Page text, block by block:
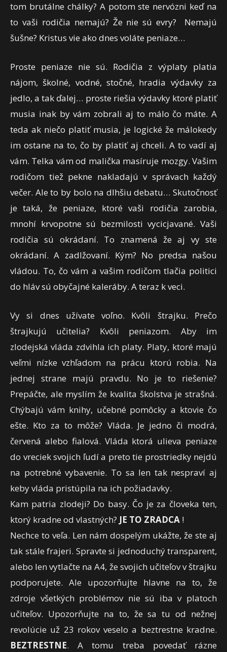
tom brutálne chálky? A potom ste nervózni keď na
to vaši rodičia nemajú? Že nie sú evry? Nemajú
šušne? Kristus vie ako dnes voláte peniaze…
Proste peniaze nie sú. Rodičia z výplaty platia
nájom, školné, vodné, stočné, hradia výdavky za
jedlo, a tak ďalej… proste riešia výdavky ktoré platiť
musia inak by vám zobrali aj to málo čo máte. A
teda ak niečo platiť musia, je logické že málokedy
im ostane na to, čo by platiť aj chceli. A to vadí aj
vám. Telka vám od malička masíruje mozgy. Vašim
rodičom tiež pekne nakladajú v správach každý
večer. Ale to by bolo na dlhšiu debatu… Skutočnosť
je taká, že peniaze, ktoré vaši rodičia zarobia,
mnohí krvopotne sú bezmilosti vycicjavané. Vaši
rodičia sú okrádaní. To znamená že aj vy ste
okrádaní. A zadlžovaní. Kým? No predsa našou
vládou. To, čo vám a vašim rodičom tlačia politici
do hláv sú obyčajné kaleráby. A teraz k veci.
Vy si dnes užívate voľno. Kvôli štrajku. Prečo
štrajkujú učitelia? Kvôli peniazom. Aby im
zlodejská vláda zdvihla ich platy. Platy, ktoré majú
veľmi nízke vzhľadom na prácu ktorú robia. Na
jednej strane majú pravdu. No je to riešenie?
Prepáčte, ale myslím že kvalita školstva je strašná.
Chýbajú vám knihy, učebné pomôcky a ktovie čo
ešte. Kto za to môže? Vláda. Je jedno či modrá,
červená alebo fialová. Vláda ktorá ulieva peniaze
do vreciek svojich ľudí a preto tie prostriedky nejdú
na potrebné vybavenie. To sa len tak nespraví aj
keby vláda pristúpila na ich požiadavky.
Kam patria zlodeji? Do basy. Čo je za človeka ten,
ktorý kradne od vlastných? JE TO ZRADCA !
Nechce to veľa. Len nám dospelým ukážte, že ste aj
tak stále frajeri. Spravte si jednoduchý transparent,
alebo len vytlačte na A4, že svojich učiteľov v štrajku
podporujete. Ale upozorňujte hlavne na to, že
zdroje všetkých problémov nie sú iba v platoch
učiteľov. Upozorňujte na to, že sa tu od nežnej
revolúcie už 23 rokov veselo a beztrestne kradne.
BEZTRESTNE. A tomu treba povedať rázne